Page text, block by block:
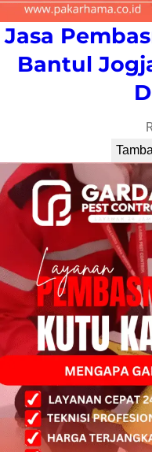
Jasa
Bantul